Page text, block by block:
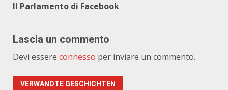
Il Parlamento di Facebook
Lascia un commento
Devi essere connesso per inviare un commento.
VERWANDTE GESCHICHTEN